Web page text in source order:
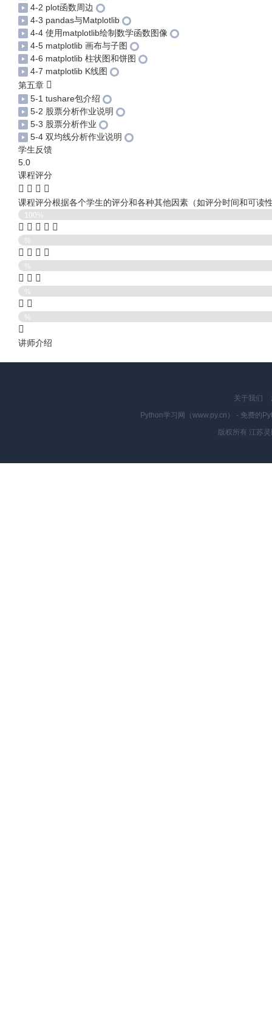
4-2 plot函数周边
4-3 pandas与Matplotlib
4-4 使用matplotlib绘制数学函数图像
4-5 matplotlib 画布与子图
4-6 matplotlib 柱状图和饼图
4-7 matplotlib K线图
第五章
5-1 tushare包介绍
5-2 股票分析作业说明
5-3 股票分析作业
5-4 双均线分析作业说明
学生反馈
5.0
课程评分
课程评分根据各个学生的评分和各种其他因素（如评分时间和可读
100%
%
%
%
%
讲师介绍
关于我们
Python学习网（www.py.cn） - 免费的
版权所有 江苏